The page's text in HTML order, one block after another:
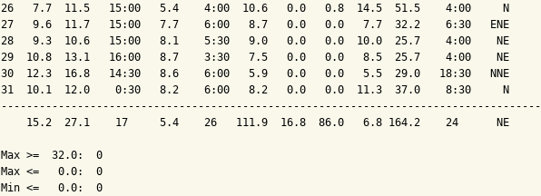
26   7.7  11.5   15:00   5.4    4:00  10.6   0.0   0.8  14.5  51.5    4:00     N
27   9.6  11.7   15:00   7.7    6:00   8.7   0.0   0.0   7.7  32.2    6:30   ENE
28   9.3  10.6   15:00   8.1    5:30   9.0   0.0   0.0  10.0  25.7    4:00    NE
29  10.8  13.1   16:00   8.7    3:30   7.5   0.0   0.0   8.5  25.7    4:00    NE
30  12.3  16.8   14:30   8.6    6:00   5.9   0.0   0.0   5.5  29.0   18:30   NNE
31  10.1  12.0    0:30   8.2    6:00   8.2   0.0   0.0  11.3  37.0    8:30     N
-------------------------------------------------------------------------------------
    15.2  27.1    17     5.4    26   111.9  16.8  86.0   6.8 164.2    24      NE
Max >=  32.0:  0
Max <=   0.0:  0
Min <=   0.0:  0